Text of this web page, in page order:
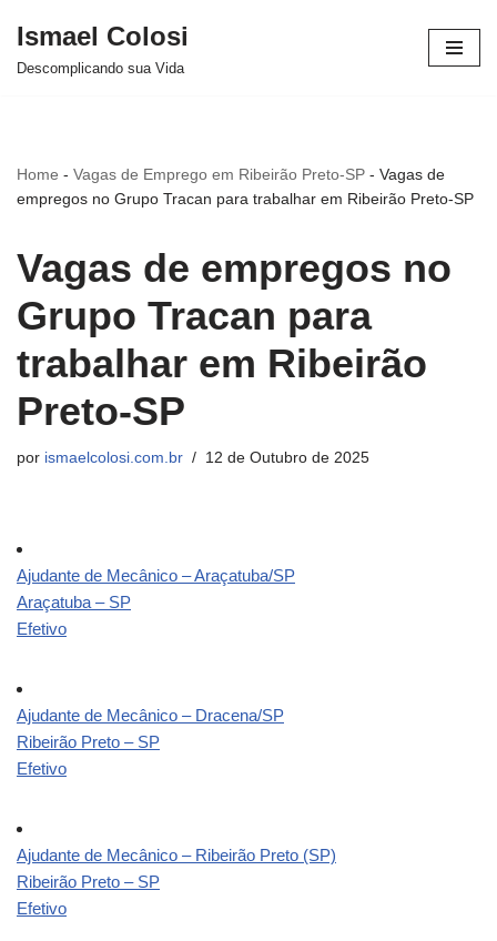
Avançar
Ismael Colosi
Descomplicando sua Vida
Home - Vagas de Emprego em Ribeirão Preto-SP - Vagas de
empregos no Grupo Tracan para trabalhar em Ribeirão Preto-SP
Vagas de empregos no
Grupo Tracan para
trabalhar em Ribeirão
Preto-SP
por ismaelcolosi.com.br 12 de Outubro de 2025
Ajudante de Mecânico – Araçatuba/SP
Araçatuba – SP
Efetivo
Ajudante de Mecânico – Dracena/SP
Ribeirão Preto – SP
Efetivo
Ajudante de Mecânico – Ribeirão Preto (SP)
Ribeirão Preto – SP
Efetivo